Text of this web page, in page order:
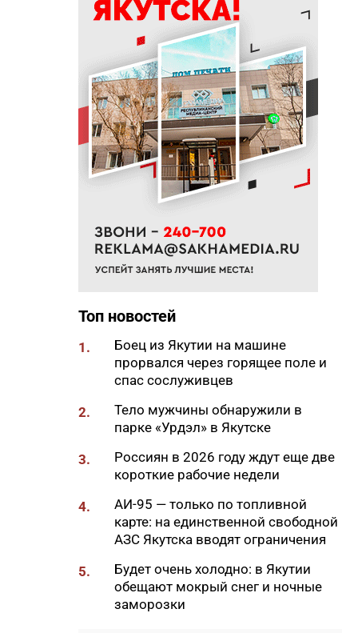
19:25
Новый аэропорт в Мирном
планируется ввести в
эксплуатацию в 2027 году
19:00
В Якутии работает пилотный
проект «Маршрут заботы» для
пациентов после выписки
18:47
В Якутии стартовал
молодежный Суглан коренных
малочисленных народов
Севера
65% от годового плана сырого
молока
спецтехники в зоне СВО
18:22
В АЗС Южной Якутии ситуация
стабилизируется
игра от якутских
разработчиков
18:01
85-квартирный дом в
Октемцах сдадут в конце
августа
Минздрав Якутии: раннее
выявление гепатита С
позволяет предотвратить
осложнения
В Таттинском районе в село
Топ новостей
1.
Боец из Якутии на машине
прорвался через горящее поле и
спас сослуживцев
2.
Тело мужчины обнаружили в
парке «Урдэл» в Якутске
3.
Россиян в 2026 году ждут еще две
короткие рабочие недели
4.
АИ-95 — только по топливной
карте: на единственной свободной
АЗС Якутска вводят ограничения
5.
Будет очень холодно: в Якутии
обещают мокрый снег и ночные
заморозки